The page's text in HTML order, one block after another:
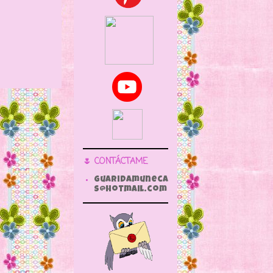
🌷 CONTÁCTAME
guaridamuneca
s@hotmail.com